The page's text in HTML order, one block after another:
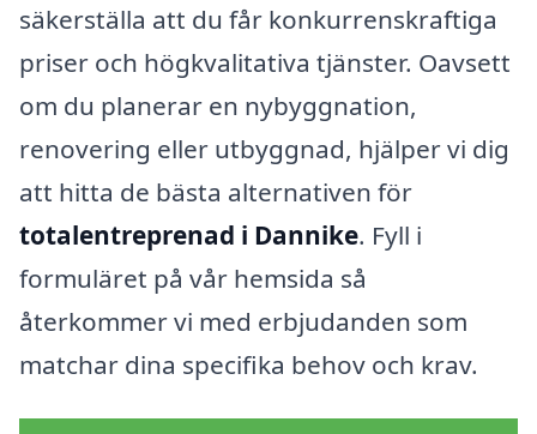
säkerställa att du får konkurrenskraftiga
priser och högkvalitativa tjänster. Oavsett
om du planerar en nybyggnation,
renovering eller utbyggnad, hjälper vi dig
att hitta de bästa alternativen för
totalentreprenad i Dannike. Fyll i
formuläret på vår hemsida så
återkommer vi med erbjudanden som
matchar dina specifika behov och krav.